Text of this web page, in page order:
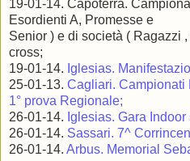
19-01-14. Capoterra.
Esordienti A, Promesse e
Senior ) e di società ( Ragazzi
cross;
19-01-14. Iglesias.
25-01-13. Cagliari.
1° prova Regionale;
26-01-14. Iglesias. Gara Indoor
26-01-14. Sassari. 7^
26-01-14. Arbus. Memorial